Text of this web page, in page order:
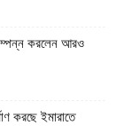
সম্পন্ন করলেন আরও
করছে ইমারাতে